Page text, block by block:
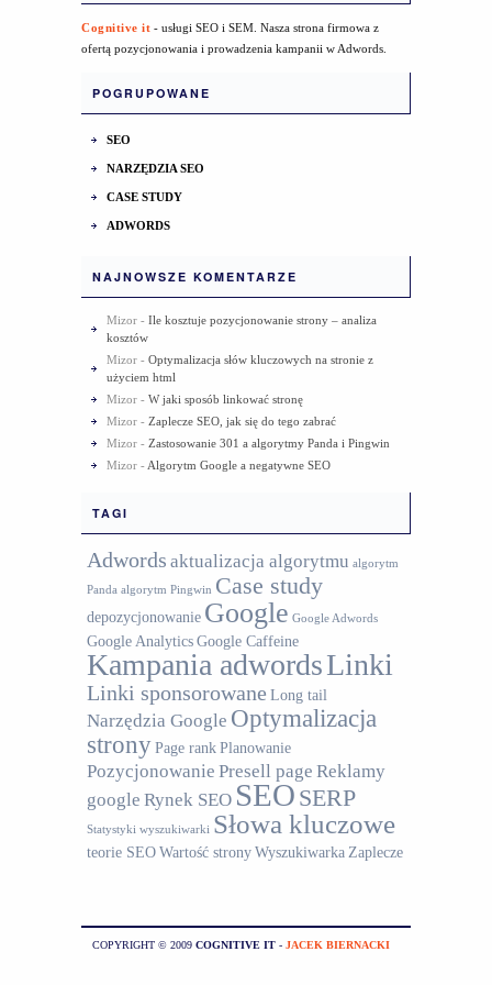
Cognitive it - usługi SEO i SEM. Nasza strona firmowa z
ofertą pozycjonowania i prowadzenia kampanii w Adwords.
POGRUPOWANE
SEO
NARZĘDZIA SEO
CASE STUDY
ADWORDS
NAJNOWSZE KOMENTARZE
Mizor - Ile kosztuje pozycjonowanie strony – analiza
kosztów
Mizor - Optymalizacja słów kluczowych na stronie z
użyciem html
Mizor - W jaki sposób linkować stronę
Mizor - Zaplecze SEO, jak się do tego zabrać
Mizor - Zastosowanie 301 a algorytmy Panda i Pingwin
Mizor - Algorytm Google a negatywne SEO
TAGI
Adwords aktualizacja algorytmu algorytm
Panda algorytm Pingwin Case study
depozycjonowanie Google Google Adwords
Google AnalyticsGoogle Caffeine
Kampania adwordsLinki
Linki sponsorowane Long tail
Narzędzia Google Optymalizacja
stronyPage rankPlanowanie
Pozycjonowanie Presell page Reklamy
google Rynek SEO SEO SERP
Statystyki wyszukiwarki Słowa kluczowe
teorie SEOWartość stronyWyszukiwarka Zaplecze
COPYRIGHT © 2009 COGNITIVE IT - JACEK BIERNACKI